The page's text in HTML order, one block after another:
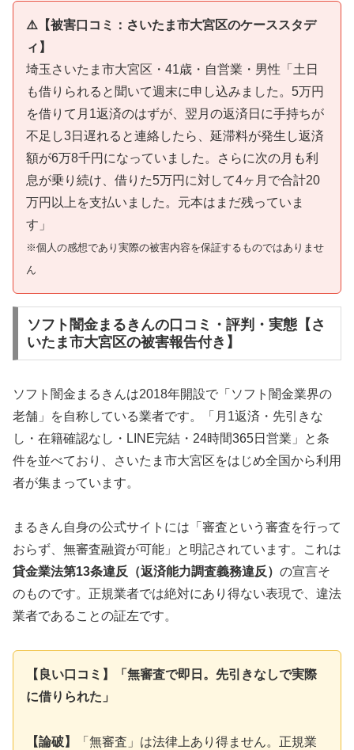
⚠️【被害口コミ：さいたま市大宮区のケーススタデ
ィ】
埼玉さいたま市大宮区・41歳・自営業・男性「土日
も借りられると聞いて週末に申し込みました。5万円
を借りて月1返済のはずが、翌月の返済日に手持ちが
不足し3日遅れると連絡したら、延滞料が発生し返済
額が6万8千円になっていました。さらに次の月も利
息が乗り続け、借りた5万円に対して4ヶ月で合計20
万円以上を支払いました。元本はまだ残っていま
す」
※個人の感想であり実際の被害内容を保証するものではありませ
ん
ソフト闇金まるきんの口コミ・評判・実態【さ
いたま市大宮区の被害報告付き】
ソフト闇金まるきんは2018年開設で「ソフト闇金業界の
老舗」を自称している業者です。「月1返済・先引きな
し・在籍確認なし・LINE完結・24時間365日営業」と条
件を並べており、さいたま市大宮区をはじめ全国から利用
者が集まっています。
まるきん自身の公式サイトには「審査という審査を行って
おらず、無審査融資が可能」と明記されています。これは
貸金業法第13条違反（返済能力調査義務違反） の宣言そ
のものです。正規業者では絶対にあり得ない表現で、違法
業者であることの証左です。
【良い口コミ】「無審査で即日。先引きなしで実際
に借りられた」
【論破】
「無審査」は法律上あり得ません。正規業